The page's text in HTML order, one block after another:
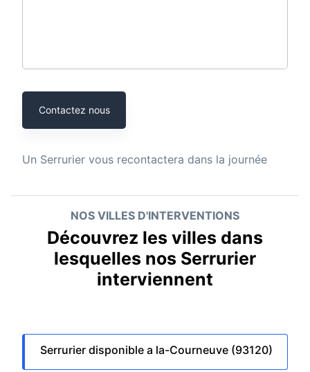
Contactez nous
Un Serrurier vous recontactera dans la journée
NOS VILLES D'INTERVENTIONS
Découvrez les villes dans
lesquelles nos Serrurier
interviennent
Serrurier disponible a la-Courneuve (93120)